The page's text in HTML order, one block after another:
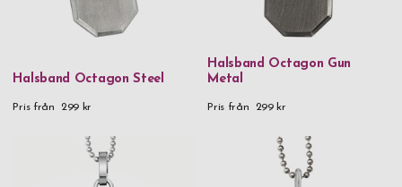
Halsband Octagon Steel
Pris från 299 kr
Halsband Octagon Gun
Metal
Pris från 299 kr